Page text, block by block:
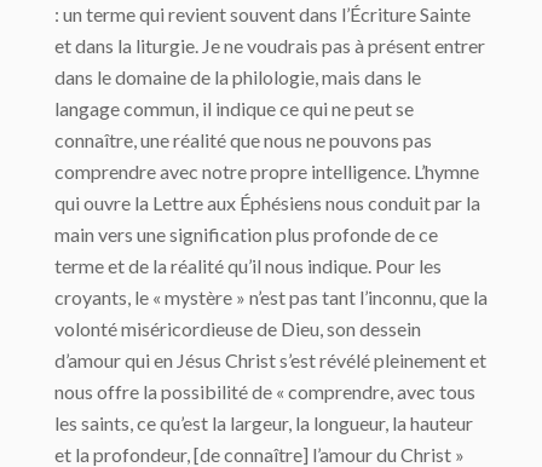
: un terme qui revient souvent dans l’Écriture Sainte
et dans la liturgie. Je ne voudrais pas à présent entrer
dans le domaine de la philologie, mais dans le
langage commun, il indique ce qui ne peut se
connaître, une réalité que nous ne pouvons pas
comprendre avec notre propre intelligence. L’hymne
qui ouvre la Lettre aux Éphésiens nous conduit par la
main vers une signification plus profonde de ce
terme et de la réalité qu’il nous indique. Pour les
croyants, le « mystère » n’est pas tant l’inconnu, que la
volonté miséricordieuse de Dieu, son dessein
d’amour qui en Jésus Christ s’est révélé pleinement et
nous offre la possibilité de « comprendre, avec tous
les saints, ce qu’est la largeur, la longueur, la hauteur
et la profondeur, [de connaître] l’amour du Christ »